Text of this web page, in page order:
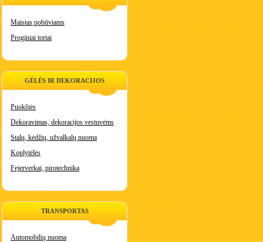
Maistas pobūviams
Proginiai tortai
GĖLĖS IR DEKORACIJOS
Puokštės
Dekoravimas, dekoracijos vestuvėms
Stalų, kėdžių, užvalkalų nuoma
Koplytėlės
Fejerverkai, pirotechnika
TRANSPORTAS
Automobilių nuoma